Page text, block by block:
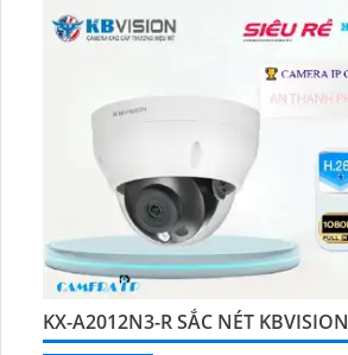
KX-A2012N3-R SẮC NÉT KBVISION